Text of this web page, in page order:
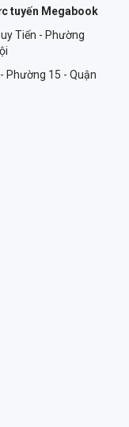
tuyến Megabook
Tiến - Phường
Phường 15 - Quận